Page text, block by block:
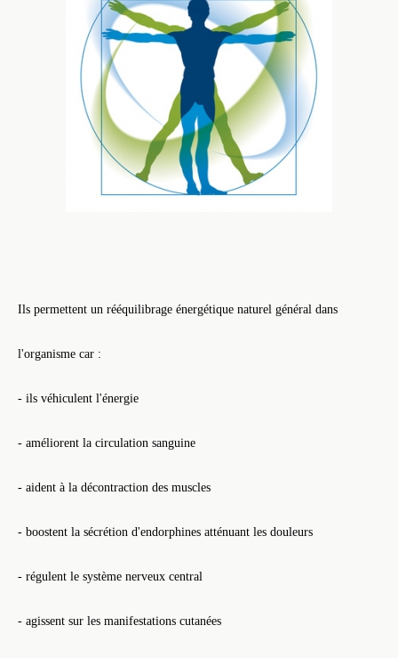
Ils permettent un rééquilibrage énergétique naturel général dans
l'organisme car :
- ils véhiculent l'énergie
- améliorent la circulation sanguine
- aident à la décontraction des muscles
- boostent la sécrétion d'endorphines atténuant les douleurs
- régulent le système nerveux central
- agissent sur les manifestations cutanées